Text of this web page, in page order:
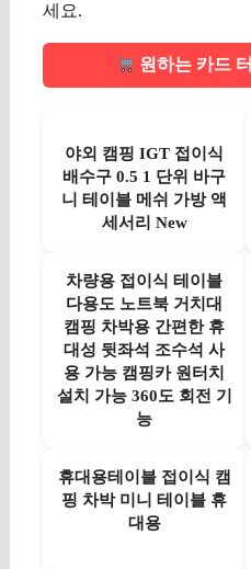
세요.
원하는 카드
야외 캠핑 IGT 접이식
배수구 0.5 1 단위 바구
니 테이블 메쉬 가방 액
세서리 New
차량용 접이식 테이블
다용도 노트북 거치대
캠핑 차박용 간편한 휴
대성 뒷좌석 조수석 사
용 가능 캠핑카 원터치
설치 가능 360도 회전 기
능
휴대용테이블 접이식 캠
핑 차박 미니 테이블 휴
대용